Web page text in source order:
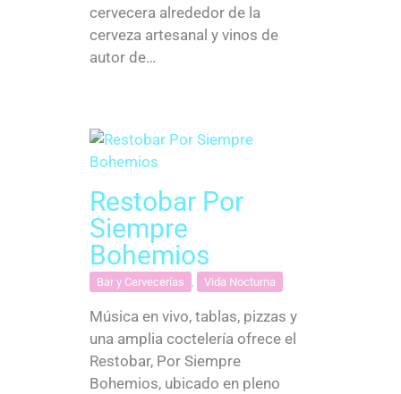
cervecera alrededor de la
cerveza artesanal y vinos de
autor de…
Restobar Por
Siempre
Bohemios
Bar y Cervecerías , Vida Nocturna
Música en vivo, tablas, pizzas y
una amplia coctelería ofrece el
Restobar, Por Siempre
Bohemios, ubicado en pleno